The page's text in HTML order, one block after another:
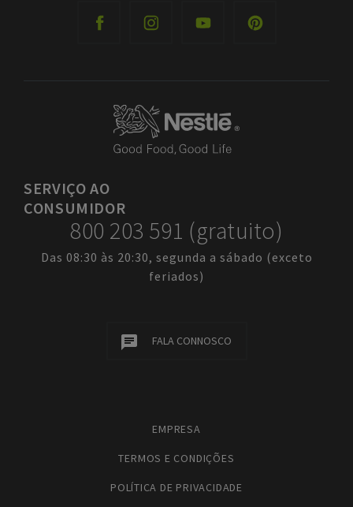
SERVIÇOAO
CONSUMIDOR
800 203 591 (gratuito)
Das 08:30 às 20:30, segunda a sábado (exceto
feriados)
FALA CONNOSCO
EMPRESA
TERMOS E CONDIÇÕES
POLÍTICA DE PRIVACIDADE